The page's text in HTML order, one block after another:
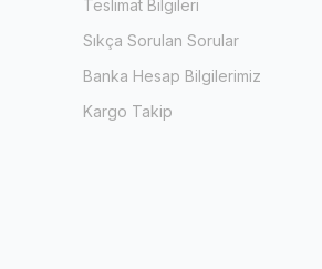
Teslimat Bilgileri
Sıkça Sorulan Sorular
Banka Hesap Bilgilerimiz
Kargo Takip